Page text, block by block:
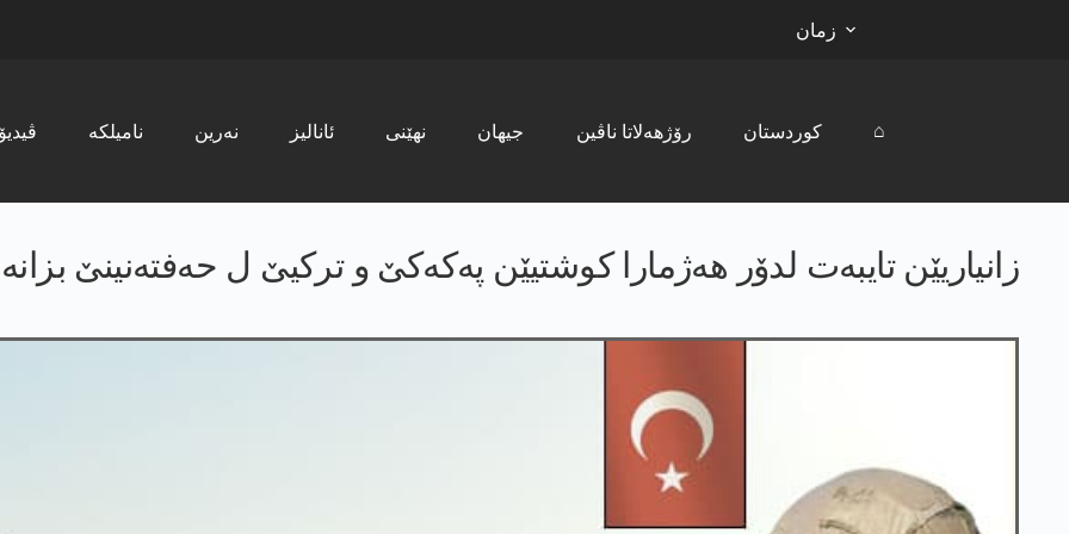
زمان
ڤیدیۆ نامیلکە نەرین ئانالیز نھێنی جیھان رۆژھەلاتا ناڤین کوردستان ⌂
زانیاریێن تایبه‌ت لدۆر هه‌ژمارا كوشتیێن په‌كه‌كێ و تركیێ ل حه‌فته‌نینێ بزانه‌